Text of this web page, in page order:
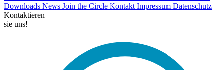
Downloads News Join the Circle Kontakt Impressum Datenschutz
Kontaktieren
sie uns!